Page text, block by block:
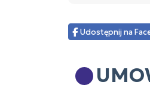
Udostępnij na